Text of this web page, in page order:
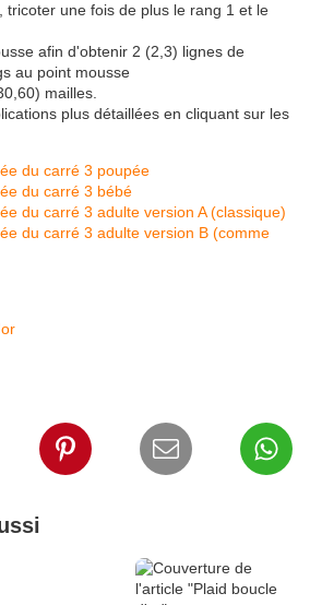
tricoter une fois de plus le rang 1 et le
afin d'obtenir 2 (2,3) lignes de
au point mousse
mailles.
plus détaillées en cliquant sur les
du carré 3 poupée
du carré 3 bébé
du carré 3 adulte version A (classique)
du carré 3 adulte version B (comme